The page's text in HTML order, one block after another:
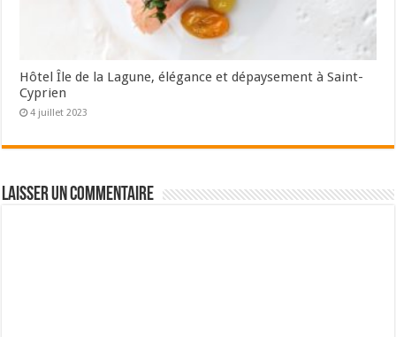
Hôtel Île de la Lagune, élégance et dépaysement à Saint-
Cyprien
4 juillet 2023
Laisser un commentaire